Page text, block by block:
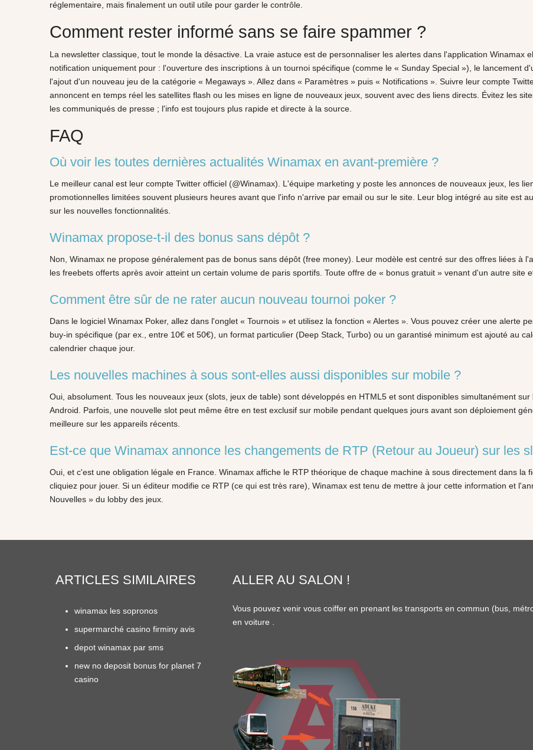
réglementaire, mais finalement un outil utile pour garder le contrôle.
Comment rester informé sans se faire spammer ?
La newsletter classique, tout le monde la désactive. La vraie astuce est de personnaliser les alertes dans l'application Winamax
notification uniquement pour : l'ouverture des inscriptions à un tournoi spécifique (comme le « Sunday Special »), le lancement
l'ajout d'un nouveau jeu de la catégorie « Megaways ». Allez dans « Paramètres » puis « Notifications ». Suivre leur compte
annoncent en temps réel les satellites flash ou les mises en ligne de nouveaux jeux, souvent avec des liens directs. Évitez les
les communiqués de presse ; l'info est toujours plus rapide et directe à la source.
FAQ
Où voir les toutes dernières actualités Winamax en avant-première ?
Le meilleur canal est leur compte Twitter officiel (@Winamax). L'équipe marketing y poste les annonces de nouveaux jeux, les
promotionnelles limitées souvent plusieurs heures avant que l'info n'arrive par email ou sur le site. Leur blog intégré au site est
sur les nouvelles fonctionnalités.
Winamax propose-t-il des bonus sans dépôt ?
Non, Winamax ne propose généralement pas de bonus sans dépôt (free money). Leur modèle est centré sur des offres liées à
les freebets offerts après avoir atteint un certain volume de paris sportifs. Toute offre de « bonus gratuit » venant d'un autre site
Comment être sûr de ne rater aucun nouveau tournoi poker ?
Dans le logiciel Winamax Poker, allez dans l'onglet « Tournois » et utilisez la fonction « Alertes ». Vous pouvez créer une alerte
buy-in spécifique (par ex., entre 10€ et 50€), un format particulier (Deep Stack, Turbo) ou un garantisé minimum est ajouté au
calendrier chaque jour.
Les nouvelles machines à sous sont-elles aussi disponibles sur mobile ?
Oui, absolument. Tous les nouveaux jeux (slots, jeux de table) sont développés en HTML5 et sont disponibles simultanément
Android. Parfois, une nouvelle slot peut même être en test exclusif sur mobile pendant quelques jours avant son déploiement
meilleure sur les appareils récents.
Est-ce que Winamax annonce les changements de RTP (Retour au Joueur) sur les
Oui, et c'est une obligation légale en France. Winamax affiche le RTP théorique de chaque machine à sous directement dans la
cliquiez pour jouer. Si un éditeur modifie ce RTP (ce qui est très rare), Winamax est tenu de mettre à jour cette information et
Nouvelles » du lobby des jeux.
ARTICLES SIMILAIRES
winamax les sopronos
supermarché casino firminy avis
depot winamax par sms
new no deposit bonus for planet 7
casino
ALLER AU SALON !
Vous pouvez venir vous coiffer en prenant les transports en commun (bus
en voiture